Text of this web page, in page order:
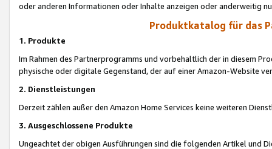
oder anderen Informationen oder Inhalte anzeigen oder anderweitig
Produktkatalog für das
1. Produkte
Im Rahmen des Partnerprogramms und vorbehaltlich der in diesem
physische oder digitale Gegenstand, der auf einer Amazon-Website
2. Dienstleistungen
Derzeit zählen außer den Amazon Home Services keine weiteren
3. Ausgeschlossene Produkte
Ungeachtet der obigen Ausführungen sind die folgenden Artikel und